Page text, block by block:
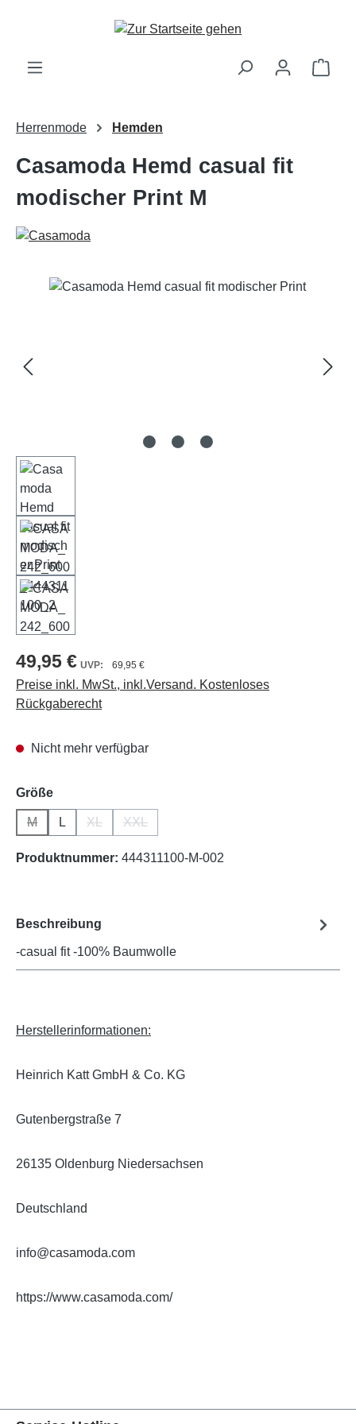
Zum Hauptinhalt springen
Herrenmode Hemden
Casamoda Hemd casual fit
modischer Print M
Bildergalerie überspringen
49,95 € 69,95 €
Preise inkl. MwSt., inkl.Versand. Kostenloses
Rückgaberecht
Nicht mehr verfügbar
Größeauswählen
M
(Diese Option ist zurzeit nicht verfügbar.)
L XL XXL
Produktnummer: 444311100-M-002
Beschreibung
-casual fit -100% Baumwolle
Herstellerinformationen:
Heinrich Katt GmbH & Co. KG
Gutenbergstraße 7
26135 Oldenburg Niedersachsen
Deutschland
info@casamoda.com
https://www.casamoda.com/